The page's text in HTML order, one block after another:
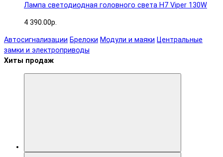
Лампа светодиодная головного света H7 Viper 130W
4 390.00р.
Автосигнализации Брелоки Модули и маяки Центральные
замки и электроприводы
Хиты продаж